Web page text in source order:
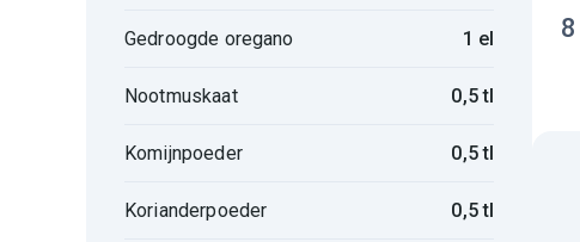
Gedroogde oregano 1 el
Nootmuskaat 0,5 tl
Komijnpoeder 0,5 tl
Korianderpoeder 0,5 tl
8